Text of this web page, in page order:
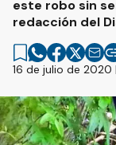
este robo sin
redacción del
16 de julio de 2020